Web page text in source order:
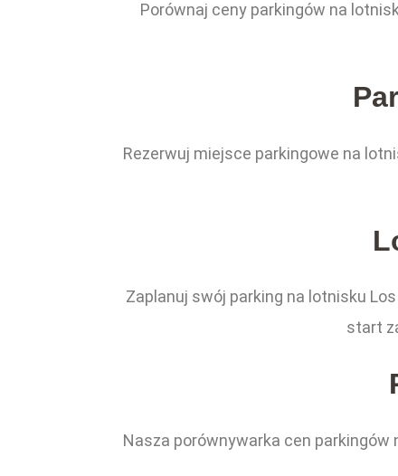
Porównaj ceny parkingów na
Rezerwuj miejsce parkingowe na
Zaplanuj swój parking na lotnisku
start
Nasza porównywarka cen parkingów